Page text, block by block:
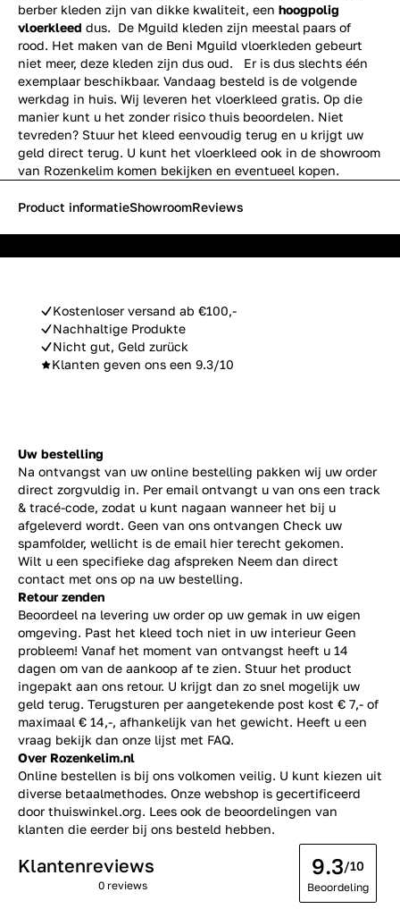
berber kleden zijn van dikke kwaliteit, een hoogpolig
vloerkleed dus. De Mguild kleden zijn meestal paars of
rood. Het maken van de Beni Mguild vloerkleden gebeurt
niet meer, deze kleden zijn dus oud. Er is dus slechts één
exemplaar beschikbaar. Vandaag besteld is de volgende
werkdag in huis. Wij leveren het vloerkleed gratis. Op die
manier kunt u het zonder risico thuis beoordelen. Niet
tevreden? Stuur het kleed eenvoudig terug en u krijgt uw
geld direct terug. U kunt het vloerkleed ook in de showroom
van Rozenkelim komen bekijken en eventueel kopen.
Kostenloser versand ab €100,-
Nachhaltige Produkte
Nicht gut, Geld zurück
Klanten geven ons een 9.3/10
Product informatieShowroomReviews
Uw bestelling
Na ontvangst van uw online bestelling pakken wij uw order
direct zorgvuldig in. Per email ontvangt u van ons een track
& tracé-code, zodat u kunt nagaan wanneer het bij u
afgeleverd wordt. Geen van ons ontvangen Check uw
spamfolder, wellicht is de email hier terecht gekomen.
Wilt u een specifieke dag afspreken Neem dan direct
contact met ons op na uw bestelling.
Retour zenden
Beoordeel na levering uw order op uw gemak in uw eigen
omgeving. Past het kleed toch niet in uw interieur Geen
probleem! Vanaf het moment van ontvangst heeft u 14
dagen om van de aankoop af te zien. Stuur het product
ingepakt aan ons retour. U krijgt dan zo snel mogelijk uw
geld terug. Terugsturen per aangetekende post kost € 7,- of
maximaal € 14,-, afhankelijk van het gewicht. Heeft u een
vraag bekijk dan onze lijst met FAQ.
Over Rozenkelim.nl
Online bestellen is bij ons volkomen veilig. U kunt kiezen uit
diverse betaalmethodes. Onze webshop is gecertificeerd
door thuiswinkel.org. Lees ook de beoordelingen van
klanten die eerder bij ons besteld hebben.
Klantenreviews
0 reviews
9.3/10
Beoordeling